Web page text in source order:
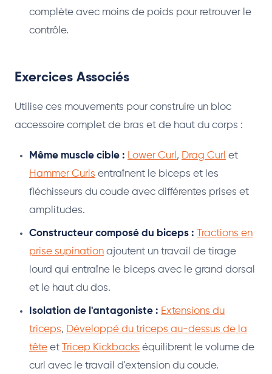
complète avec moins de poids pour retrouver le
contrôle.
Exercices Associés
Utilise ces mouvements pour construire un bloc
accessoire complet de bras et de haut du corps :
Même muscle cible : Lower Curl , Drag Curl et
Hammer Curls entraînent le biceps et les
fléchisseurs du coude avec différentes prises et
amplitudes.
Constructeur composé du biceps :
Tractions en
prise supination ajoutent un travail de tirage
lourd qui entraîne le biceps avec le grand dorsal
et le haut du dos.
Isolation de l'antagoniste : Extensions du
triceps, Développé du triceps au-dessus de la
tête et Tricep Kickbacks équilibrent le volume de
curl avec le travail d'extension du coude.